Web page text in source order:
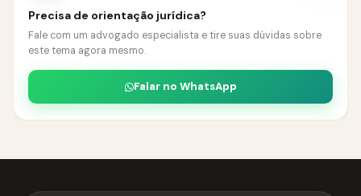
Precisa de orientação jurídica?
Fale com um advogado especialista e tire suas dúvidas sobre
este tema agora mesmo.
Falar no WhatsApp